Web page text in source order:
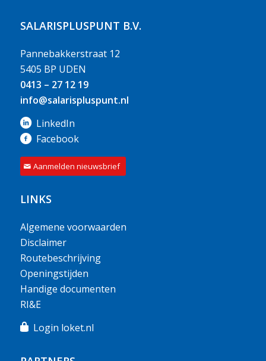
SALARISPLUSPUNT B.V.
Pannebakkerstraat 12
5405 BP UDEN
0413 – 27 12 19
info@salarispluspunt.nl
LinkedIn
Facebook
Aanmelden nieuwsbrief
LINKS
Algemene voorwaarden
Disclaimer
Routebeschrijving
Openingstijden
Handige documenten
RI&E
Login loket.nl